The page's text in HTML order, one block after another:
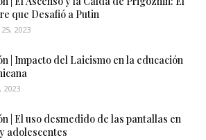
que Desafió a Putin
2023
| Impacto del Laicismo en la educación
2023
| El uso desmedido de las pantallas en
adolescentes